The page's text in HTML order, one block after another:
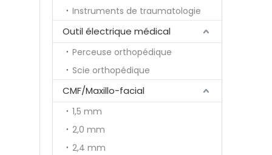
Instruments de traumatologie
Outil électrique médical
Perceuse orthopédique
Scie orthopédique
CMF/Maxillo-facial
1,5 mm
2,0 mm
2,4 mm